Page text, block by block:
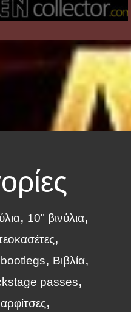
10" βινύλια
bootlegs
Βιβλία
passes